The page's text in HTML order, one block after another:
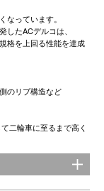
なっています。
たACデルコは、
格を上回る性能を達成
のリブ構造など
二輪車に至るまで高く